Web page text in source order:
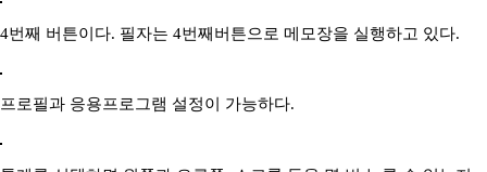
4번째 버튼이다. 필자는 4번째버튼으로 메모장을 실행하고 있다.
프로필과 응용프로그램 설정이 가능하다.